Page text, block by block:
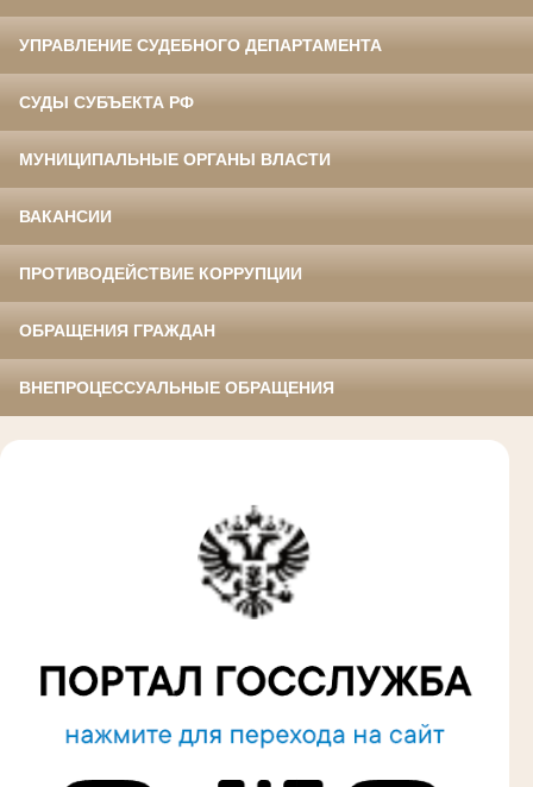
УПРАВЛЕНИЕ СУДЕБНОГО ДЕПАРТАМЕНТА
СУДЫ СУБЪЕКТА РФ
МУНИЦИПАЛЬНЫЕ ОРГАНЫ ВЛАСТИ
ВАКАНСИИ
ПРОТИВОДЕЙСТВИЕ КОРРУПЦИИ
ОБРАЩЕНИЯ ГРАЖДАН
ВНЕПРОЦЕССУАЛЬНЫЕ ОБРАЩЕНИЯ